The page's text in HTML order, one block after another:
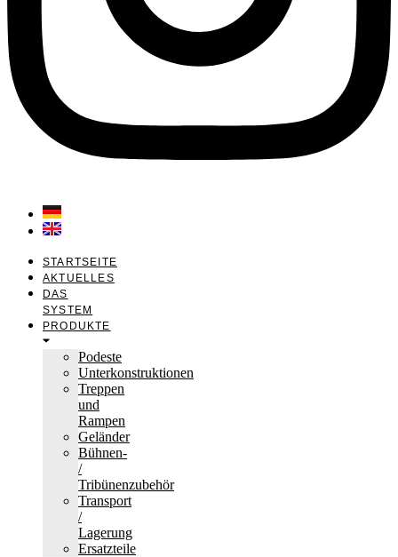
STARTSEITE
AKTUELLES
DAS
SYSTEM
PRODUKTE
Podeste
Unterkonstruktionen
Treppen
und
Rampen
Geländer
Bühnen-
/
Tribünenzubehör
Transport
/
Lagerung
Ersatzteile